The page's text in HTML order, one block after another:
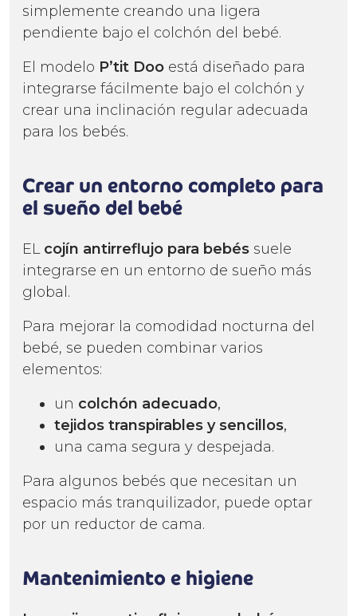
simplemente creando una ligera
pendiente bajo el colchón del bebé.
El modelo P’tit Doo está diseñado para
integrarse fácilmente bajo el colchón y
crear una inclinación regular adecuada
para los bebés.
Crear un entorno completo para
el sueño del bebé
EL cojín antirreflujo para bebés suele
integrarse en un entorno de sueño más
global.
Para mejorar la comodidad nocturna del
bebé, se pueden combinar varios
elementos:
un colchón adecuado,
tejidos transpirables y sencillos,
una cama segura y despejada.
Para algunos bebés que necesitan un
espacio más tranquilizador, puede optar
por un reductor de cama.
Mantenimiento e higiene